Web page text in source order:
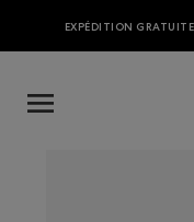
EXPÉDITION